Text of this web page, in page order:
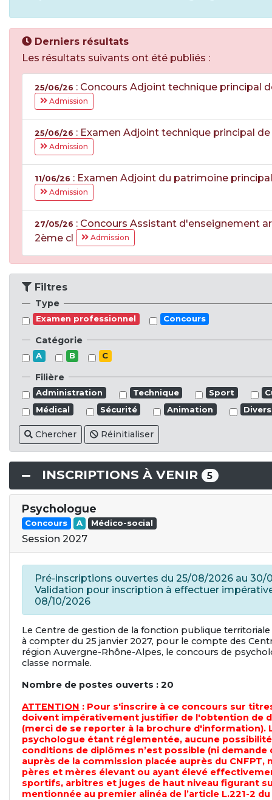
Derniers résultats
Les résultats suivants ont été publiés :
25/06/26 : Concours Adjoint technique principal
Admission
25/06/26 : Examen Adjoint technique principal
Admission
11/06/26 : Examen Adjoint du patrimoine
Admission
27/05/26 : Concours Assistant d'enseignement
2ème cl
Admission
Filtres
Type
Examen professionnel Concours
Catégorie
A B C
Filière
Administration Technique Sport
Médical
Sécurité Animation Divers
Chercher Réinitialiser
INSCRIPTIONS À VENIR 5
Psychologue
Concours A Médico-social
Session 2027
Pré-inscriptions ouvertes du 25/08/2026 au 30/
Validation pour inscription à effectuer
08/10/2026
Le Centre de gestion de la fonction publique territoriale
à compter du 25 janvier 2027, pour le compte des
région Auvergne-Rhône-Alpes, le concours de
classe normale.
Nombre de postes ouverts : 20
ATTENTION : Pour s'inscrire à ce concours sur
doivent impérativement justifier de l'obtention de
(merci de se reporter à la brochure d'information).
psychologue étant réglementée, aucune
conditions de diplômes n’est possible (ni demande
auprès de la commission placée auprès du CNFPT,
pères et mères élevant ou ayant élevé
sportifs, arbitres et juges de haut niveau figurant
mentionnée au premier alinéa de l’article L.221-2